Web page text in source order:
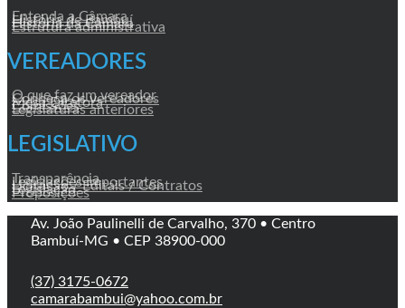
Entenda a Câmara
História de Bambuí
História da Câmara
Estrutura administrativa
VEREADORES
O que faz um vereador
Conheça os vereadores
Mesa Diretora
Comissões
Legislaturas anteriores
LEGISLATIVO
Transparência
Legislações Importantes
Licitação / Editais / Contratos
Legislação
Proposições
Av. João Paulinelli de Carvalho, 370 • Centro
Bambuí-MG • CEP 38900-000
(37) 3175-0672
camarabambui@yahoo.com.br